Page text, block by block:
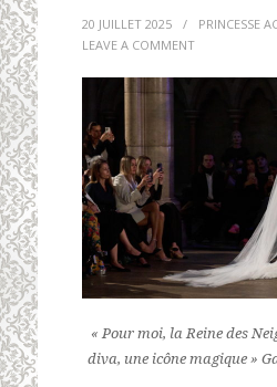
20 JUILLET 2025 / PRINCESSE
LEAVE A COMMENT
« Pour moi, la Reine des
diva, une icône magique »